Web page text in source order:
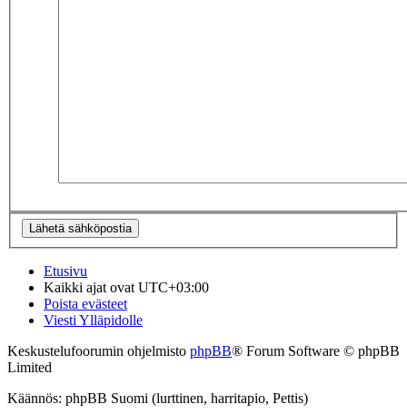
Etusivu
Kaikki ajat ovatUTC+03:00
Poista evästeet
Viesti Ylläpidolle
Keskustelufoorumin ohjelmisto phpBB® Forum Software © phpBB
Limited
Käännös: phpBB Suomi (lurttinen, harritapio, Pettis)